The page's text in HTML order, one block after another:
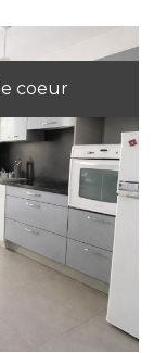
coeur